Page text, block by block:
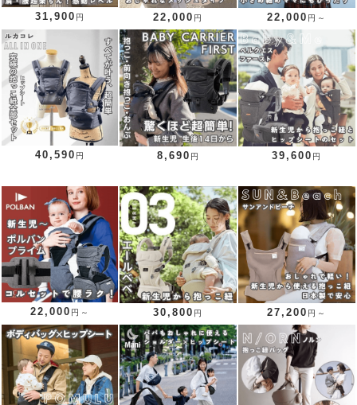
31,900 円 22,000 円 22,000 円～
40,590 円 8,690 円 39,600 円
22,000 円～ 30,800 円 27,200 円～